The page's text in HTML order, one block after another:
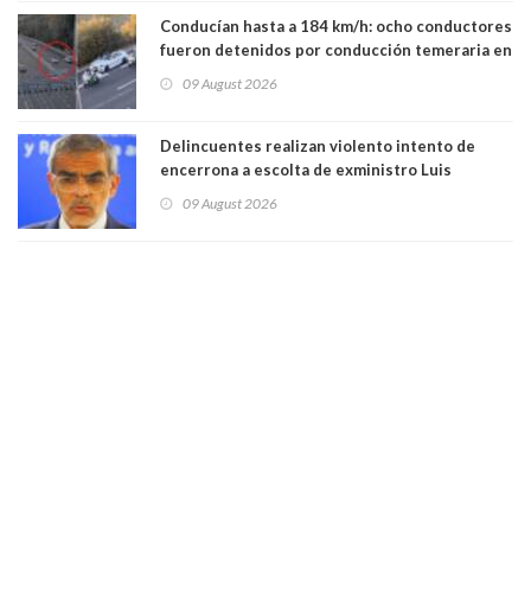
Conducían hasta a 184 km/h: ocho conductores
fueron detenidos por conducción temeraria en
09 August 2026
Delincuentes realizan violento intento de
encerrona a escolta de exministro Luis
Lo Espejo
09 August 2026